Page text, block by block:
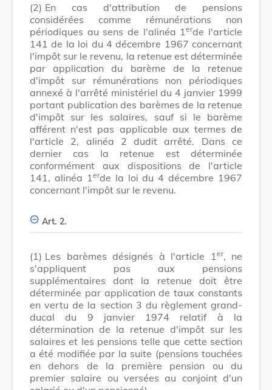
(2) En cas d'attribution de pensions
considérées comme rémunérations non
périodiques au sens de l'alinéa 1erde l'article
141 de la loi du 4 décembre 1967 concernant
l'impôt sur le revenu, la retenue est déterminée
par application du barème de la retenue
d'impôt sur rémunérations non périodiques
annexé à l'arrêté ministériel du 4 janvier 1999
portant publication des barèmes de la retenue
d'impôt sur les salaires, sauf si le barème
afférent n'est pas applicable aux termes de
l'article 2, alinéa 2 dudit arrêté. Dans ce
dernier cas la retenue est déterminée
conformément aux dispositions de l'article
141, alinéa 1 erde la loi du 4 décembre 1967
concernant l'impôt sur le revenu.
Art. 2.
(1) Les barèmes désignés à l'article 1 er, ne
s'appliquent pas aux pensions
supplémentaires dont la retenue doit être
déterminée par application de taux constants
en vertu de la section 3 du règlement grand-
ducal du 9 janvier 1974 relatif à la
détermination de la retenue d'impôt sur les
salaires et les pensions telle que cette section
a été modifiée par la suite (pensions touchées
en dehors de la première pension ou du
premier salaire ou versées au conjoint d'un